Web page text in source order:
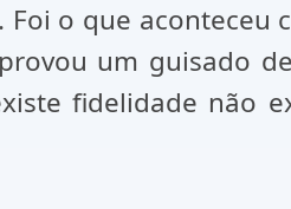
o que
um guisado
fidelidade não